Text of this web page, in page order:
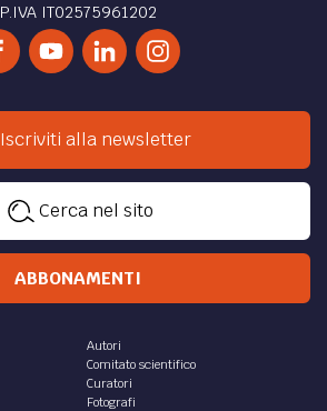
P.IVA IT02575961202
Iscriviti alla newsletter
Cerca nel sito
ABBONAMENTI
Autori
Comitato scientifico
Curatori
Fotografi